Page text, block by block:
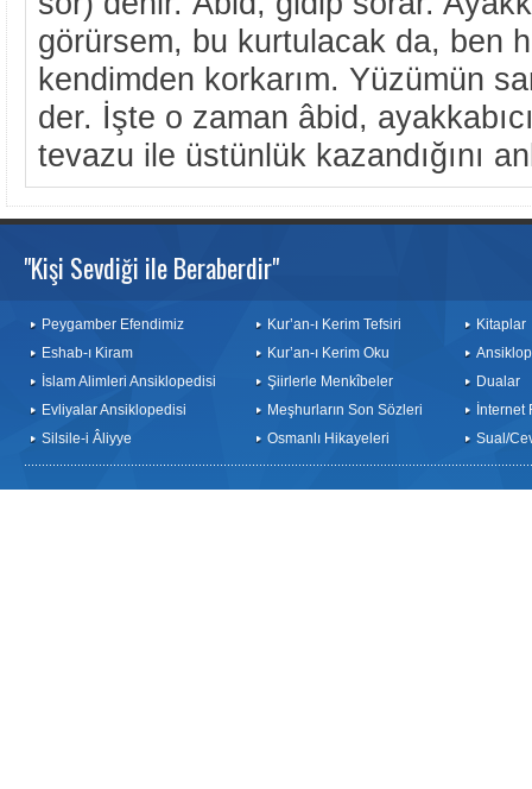
görürsem, bu kurtulacak da, ben
kendimden korkarım. Yüzümün
der. İşte o zaman âbid,
tevazu ile üstünlük kazandığını
"Kişi Sevdiği ile Beraberdir"
Peygamber Efendimiz
Eshab-ı Kiram
İslam Alimleri Ansiklopedisi
Evliyalar Ansiklopedisi
Silsile-i Âliyye
Kur’an-ı Kerim Tefsiri
Kur’an-ı Kerim Oku
Şiirlerle Menkîbeler
Meşhurların Son Sözleri
Osmanlı Hikayeleri
Kitaplar
Dualar
İnternet
Sual/